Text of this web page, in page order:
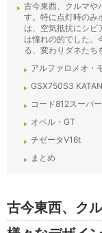
古今東西、クルマや
す。特に点灯時のみ
は、空気抵抗にシビ
は憧れの的でした。
る、変わりダネたち
アルファロメオ・
GSX750S3
コード812スーパ
オペル・GT
チゼータV16t
まとめ
古今東西、ク